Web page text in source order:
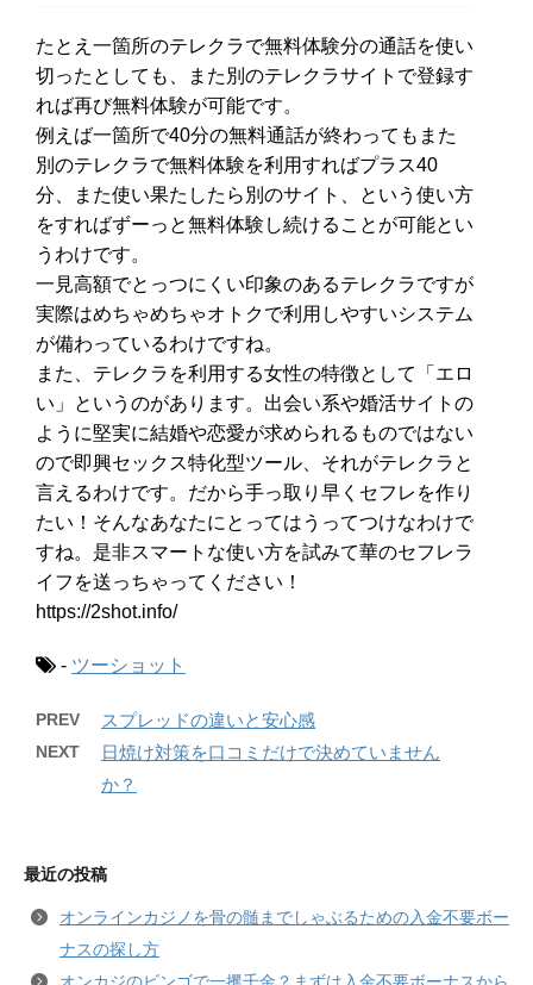
たとえ一箇所のテレクラで無料体験分の通話を使い
切ったとしても、また別のテレクラサイトで登録す
れば再び無料体験が可能です。
例えば一箇所で40分の無料通話が終わってもまた
別のテレクラで無料体験を利用すればプラス40
分、また使い果たしたら別のサイト、という使い方
をすればずーっと無料体験し続けることが可能とい
うわけです。
一見高額でとっつにくい印象のあるテレクラですが
実際はめちゃめちゃオトクで利用しやすいシステム
が備わっているわけですね。
また、テレクラを利用する女性の特徴として「エロ
い」というのがあります。出会い系や婚活サイトの
ように堅実に結婚や恋愛が求められるものではない
ので即興セックス特化型ツール、それがテレクラと
言えるわけです。だから手っ取り早くセフレを作り
たい！そんなあなたにとってはうってつけなわけで
すね。是非スマートな使い方を試みて華のセフレラ
イフを送っちゃってください！
https://2shot.info/
- ツーショット
PREV スプレッドの違いと安心感
NEXT
日焼け対策を口コミだけで決めていません
か？
最近の投稿
オンラインカジノを骨の髄までしゃぶるための入金不要ボー
ナスの探し方